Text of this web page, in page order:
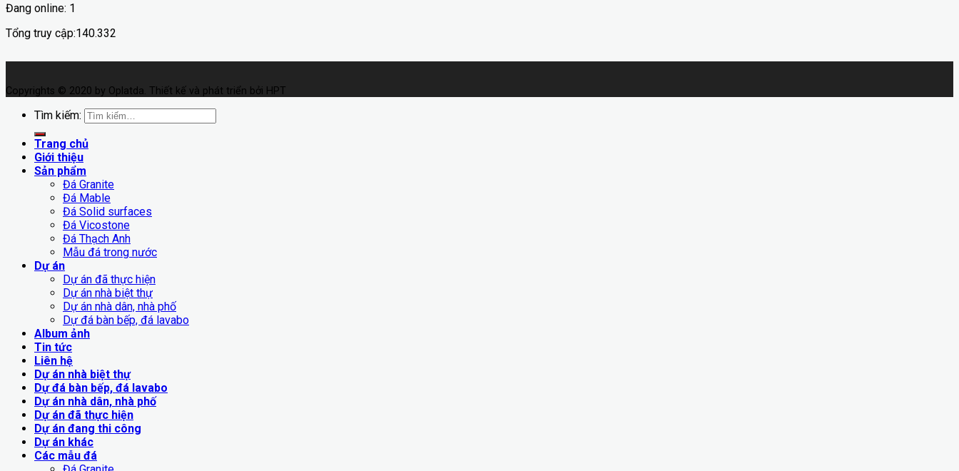
Đang online: 1
Tổng truy cập:140.332
Copyrights © 2020 by Oplatda. Thiết kế và phát triển bởi HPT
Tìm kiếm:
Trang chủ
Giới thiệu
Sản phẩm
Đá Granite
Đá Mable
Đá Solid surfaces
Đá Vicostone
Đá Thạch Anh
Mẫu đá trong nước
Dự án
Dự án đã thực hiện
Dự án nhà biệt thự
Dự án nhà dân, nhà phố
Dự đá bàn bếp, đá lavabo
Album ảnh
Tin tức
Liên hệ
Dự án nhà biệt thự
Dự đá bàn bếp, đá lavabo
Dự án nhà dân, nhà phố
Dự án đã thực hiện
Dự án đang thi công
Dự án khác
Các mẫu đá